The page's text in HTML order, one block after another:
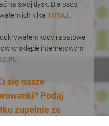
na swój dysk. Dla osób,
ich kilka TUTAJ
kody rabatowe
w sklepie internetowym
się nasze
Podaj
zupełnie za